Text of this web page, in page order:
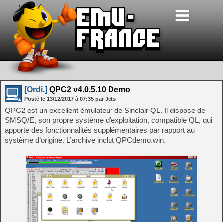
[Ordi.] QPC2 v4.0.5.10 Demo
Posté le 13/12/2017 à 07:35 par Jets
QPC2 est un excellent émulateur de Sinclair QL. Il dispose de
SMSQ/E, son propre système d’exploitation, compatible QL, qui
apporte des fonctionnalités supplémentaires par rapport au
système d’origine. L’archive inclut QPCdemo.win.